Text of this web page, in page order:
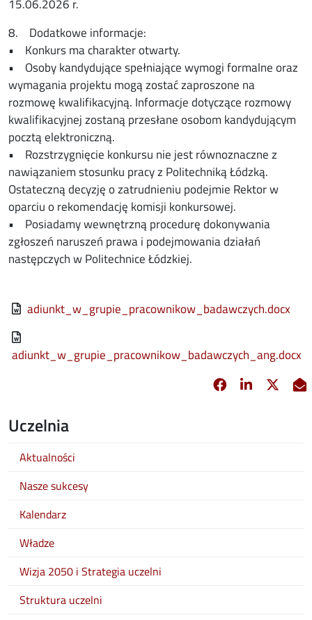
15.06.2026 r.
8. Dodatkowe informacje:
• Konkurs ma charakter otwarty.
• Osoby kandydujące spełniające wymogi formalne oraz
wymagania projektu mogą zostać zaproszone na
rozmowę kwalifikacyjną. Informacje dotyczące rozmowy
kwalifikacyjnej zostaną przesłane osobom kandydującym
pocztą elektroniczną.
• Rozstrzygnięcie konkursu nie jest równoznaczne z
nawiązaniem stosunku pracy z Politechniką Łódzką.
Ostateczną decyzję o zatrudnieniu podejmie Rektor w
oparciu o rekomendację komisji konkursowej.
• Posiadamy wewnętrzną procedurę dokonywania
zgłoszeń naruszeń prawa i podejmowania działań
następczych w Politechnice Łódzkiej.
File adiunkt_w_grupie_pracownikow_badawczych.docx
File
adiunkt_w_grupie_pracownikow_badawczych_ang.docx
Facebook
opens in new
Linkedin
opens in
X
Uczelnia
Aktualności
Nasze sukcesy
Kalendarz
Władze
Wizja 2050 i Strategia uczelni
Struktura uczelni